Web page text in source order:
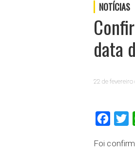
NOTÍCIAS
data
22 de fevereiro
Foi